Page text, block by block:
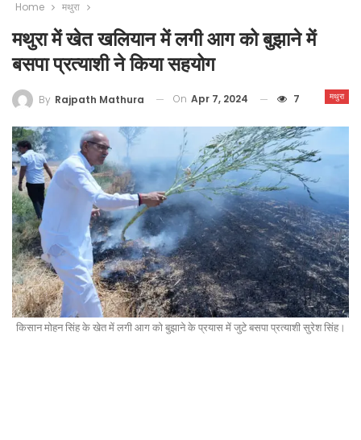
Home मथुरा
मथुरा में खेत खलियान में लगी आग को बुझाने में
बसपा प्रत्याशी ने किया सहयोग
मथुरा
By Rajpath Mathura On Apr 7, 2024 7
किसान मोहन सिंह के खेत में लगी आग को बुझाने के प्रयास में जुटे बसपा प्रत्याशी सुरेश सिंह।